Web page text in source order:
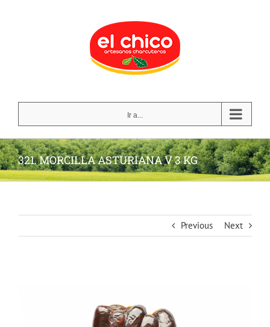
Ir a...
321. MORCILLA ASTURIANA V 3 KG
Previous Next